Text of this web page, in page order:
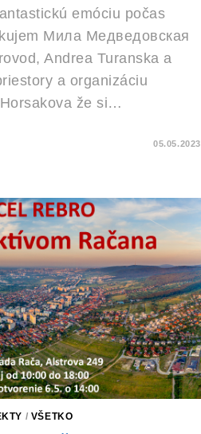
emóciu počas
Мила Медведовская
Andrea Turanska a
a organizáciu
že si…
05.05.2023
/ VŠETKO